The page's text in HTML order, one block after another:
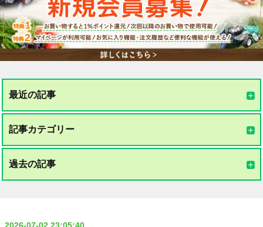
最近の記事
記事カテゴリー
過去の記事
2026-07-02 23:05:40